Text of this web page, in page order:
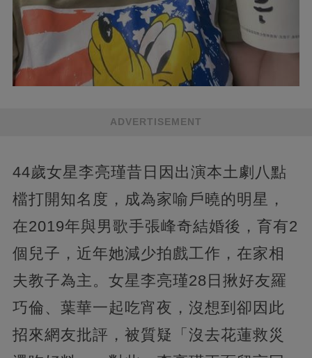
ADVERTISEMENT
44歲女星李亮瑾昔日因出演本土劇八點
檔打開知名度，成為家喻戶曉的明星，
在2019年與男歌手張峰奇結婚後，育有2
個兒子，近年她減少拍戲工作，在家相
夫教子為主。女星李亮瑾28日揪好友羅
巧倫、葉華一起吃宵夜，沒想到卻因此
招來網友批評，被質疑「沒去花蓮救災